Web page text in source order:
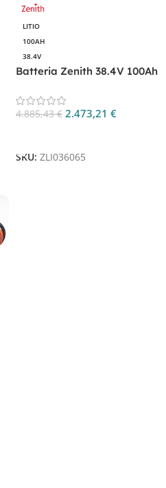
LITIO
100AH
38.4V
Batteria Zenith 38.4V 100Ah
4.885,43€ 2.473,21 €
SKU: ZLI036065